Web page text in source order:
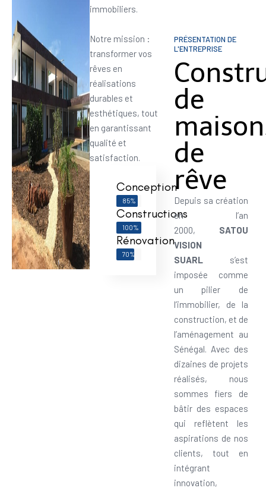
immobiliers.
Notre mission :
transformer vos
rêves en
réalisations
durables et
esthétiques, tout
en garantissant
qualité et
satisfaction.
Conception
85%
Constructions
100%
Rénovation
70%
PRÉSENTATION DE
L'ENTREPRISE
de
de
rêve
Depuis sa création
en l’an
2000, SATOU
VISION
SUARLs’est
imposée comme
un pilier de
l’immobilier, de la
construction, et de
l’aménagement au
Sénégal. Avec des
dizaines de projets
réalisés, nous
sommes fiers de
bâtir des espaces
qui reflètent les
aspirations de nos
clients, tout en
intégrant
innovation,